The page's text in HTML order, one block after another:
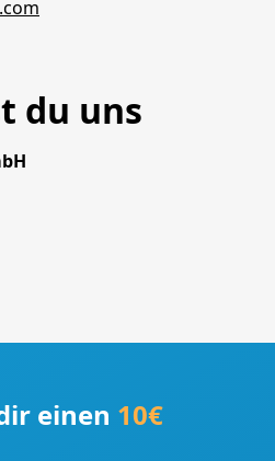
du uns
einen 10€